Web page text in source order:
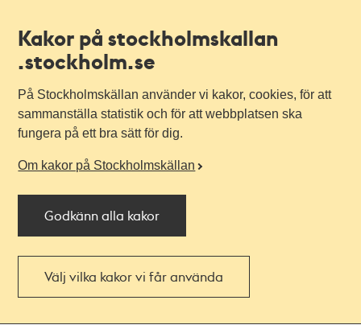
Kakor på stockholmskallan
.stockholm.se
På Stockholmskällan använder vi kakor, cookies, för att
sammanställa statistik och för att webbplatsen ska
fungera på ett bra sätt för dig.
Om kakor på Stockholmskällan
Godkänn alla kakor
Välj vilka kakor vi får använda